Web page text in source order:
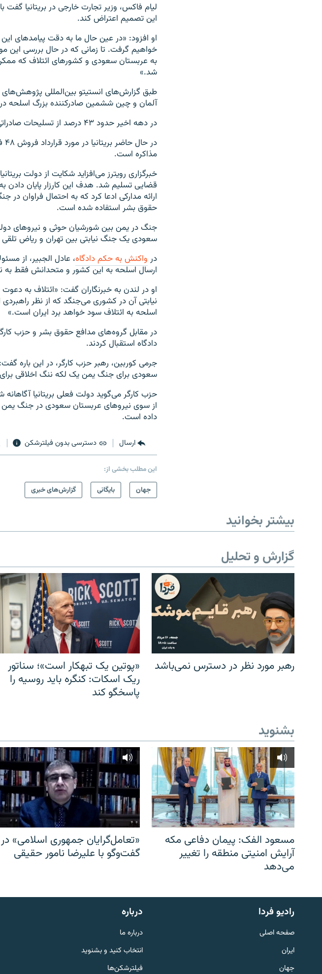
English
به ما بپیوندید
لیام فاکس، وزیر تجارت خارجی در بریتانیا
این تصمیم اعتراض کند.
او افزود: «در عین حال ما به دقت پیامدهای
خواهیم گرفت. تا زمانی که در حال بررسی
به عربستان سعودی و کشورهای ائتلاف که
شد.»
طبق گزارش‌های انستیتو بین‌المللی پژوهش‌های
آلمان و چین ششمین صادرکننده بزرگ اسلحه
در دهه اخیر حدود ۴۳ درصد از تسلیحات صادراتی بریتانیا به عربستان سعودی فروخته شده است.
مذاکره است.
خبرگزاری رویترز می‌افزاید شکایت از دولت
قضایی تسلیم شد. هدف این کارزار پایان دادن
ارائه مدارکی ادعا کرد که به احتمال فراوان
حقوق بشر استفاده شده است.
جنگ در یمن بین شورشیان حوثی و نیروهای
سعودی یک جنگ نیابتی بین تهران و ریاض
در واکنش به حکم دادگاه، عادل الجبیر، از
ارسال اسلحه به این کشور و متحدانش فقط به
او در لندن به خبرنگاران گفت: «ائتلاف به
نیابتی آن در کشوری می‌جنگد که از نظر
اسلحه به ائتلاف سود خواهد برد ایران است.»
در مقابل گروه‌های مدافع حقوق بشر و حزب
دادگاه استقبال کردند.
جرمی کوربین، رهبر حزب کارگر، در این
سعودی برای جنگ یمن یک لکه ننگ اخلاقی
حزب کارگر می‌گوید دولت فعلی بریتانیا
از سوی نیروهای عربستان سعودی در جنگ یمن
داده است.
ارسال دسترسی بدون فیلترشکن
این مطلب بخشی از:
جهان
بایگانی گزارش‌های خبری
بیشتر بخوانید
گزارش و تحلیل
رهبر مورد نظر در دسترس نمی‌باشد
«پوتین یک تبهکار است»؛ سناتور
ریک اسکات: کنگره باید روسیه را
پاسخگو کند
بشنوید
مسعود الفک: پیمان دفاعی مکه
آرایش امنیتی منطقه را تغییر
می‌دهد
«تعامل‌گرایان جمهوری اسلامی» در
گفت‌وگو با علیرضا نامور حقیقی
رادیو فردا
صفحه اصلی
ایران
جهان
درباره
درباره ما
انتخاب کنید و بشنوید
فیلترشکن‌ها